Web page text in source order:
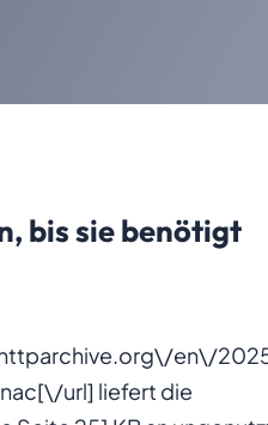
bis sie benötigt
en\/
url] liefert die